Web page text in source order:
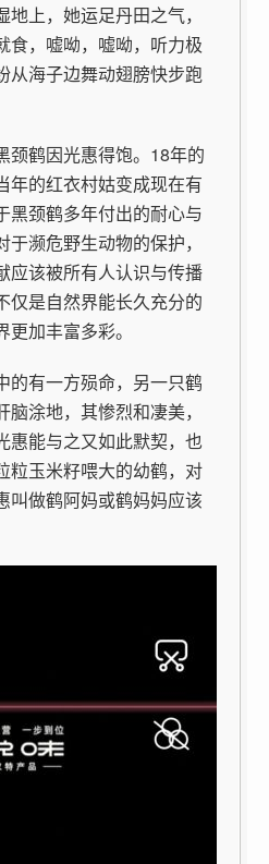
上，她运足丹田之气，
食，嘘呦，嘘呦，听力极
从海子边舞动翅膀快步跑
鹤因光惠得饱。18年的
年的红衣村姑变成现在有
黑颈鹤多年付出的耐心与
濒危野生动物的保护，
应该被所有人认识与传播
仅是自然界能长久充分的
加丰富多彩。
有一方殒命，另一只鹤
涂地，其惨烈和凄美，
惠能与之又如此默契，也
粒玉米籽喂大的幼鹤，对
叫做鹤阿妈或鹤妈妈应该